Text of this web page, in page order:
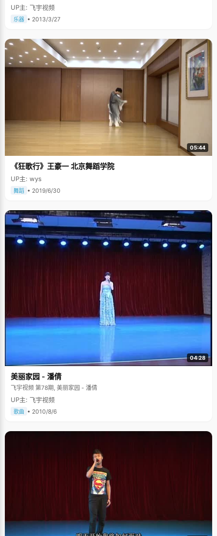
UP主: 飞宇视频
乐器 • 2013/3/27
05:44
《狂歌行》王豪一 北京舞蹈学院
UP主: wys
舞蹈 • 2019/6/30
04:28
美丽家园 - 潘倩
飞宇视频 第78期, 美丽家园 - 潘倩
UP主: 飞宇视频
歌曲 • 2010/8/6